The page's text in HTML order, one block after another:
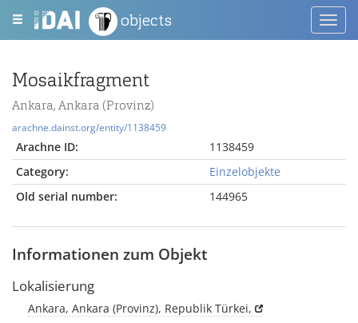
objects
Mosaikfragment
Ankara, Ankara (Provinz)
arachne.dainst.org/entity/1138459
Arachne ID:
1138459
Category:
Einzelobjekte
Old serial number:
144965
Informationen zum Objekt
Lokalisierung
Ankara, Ankara (Provinz), Republik Türkei,